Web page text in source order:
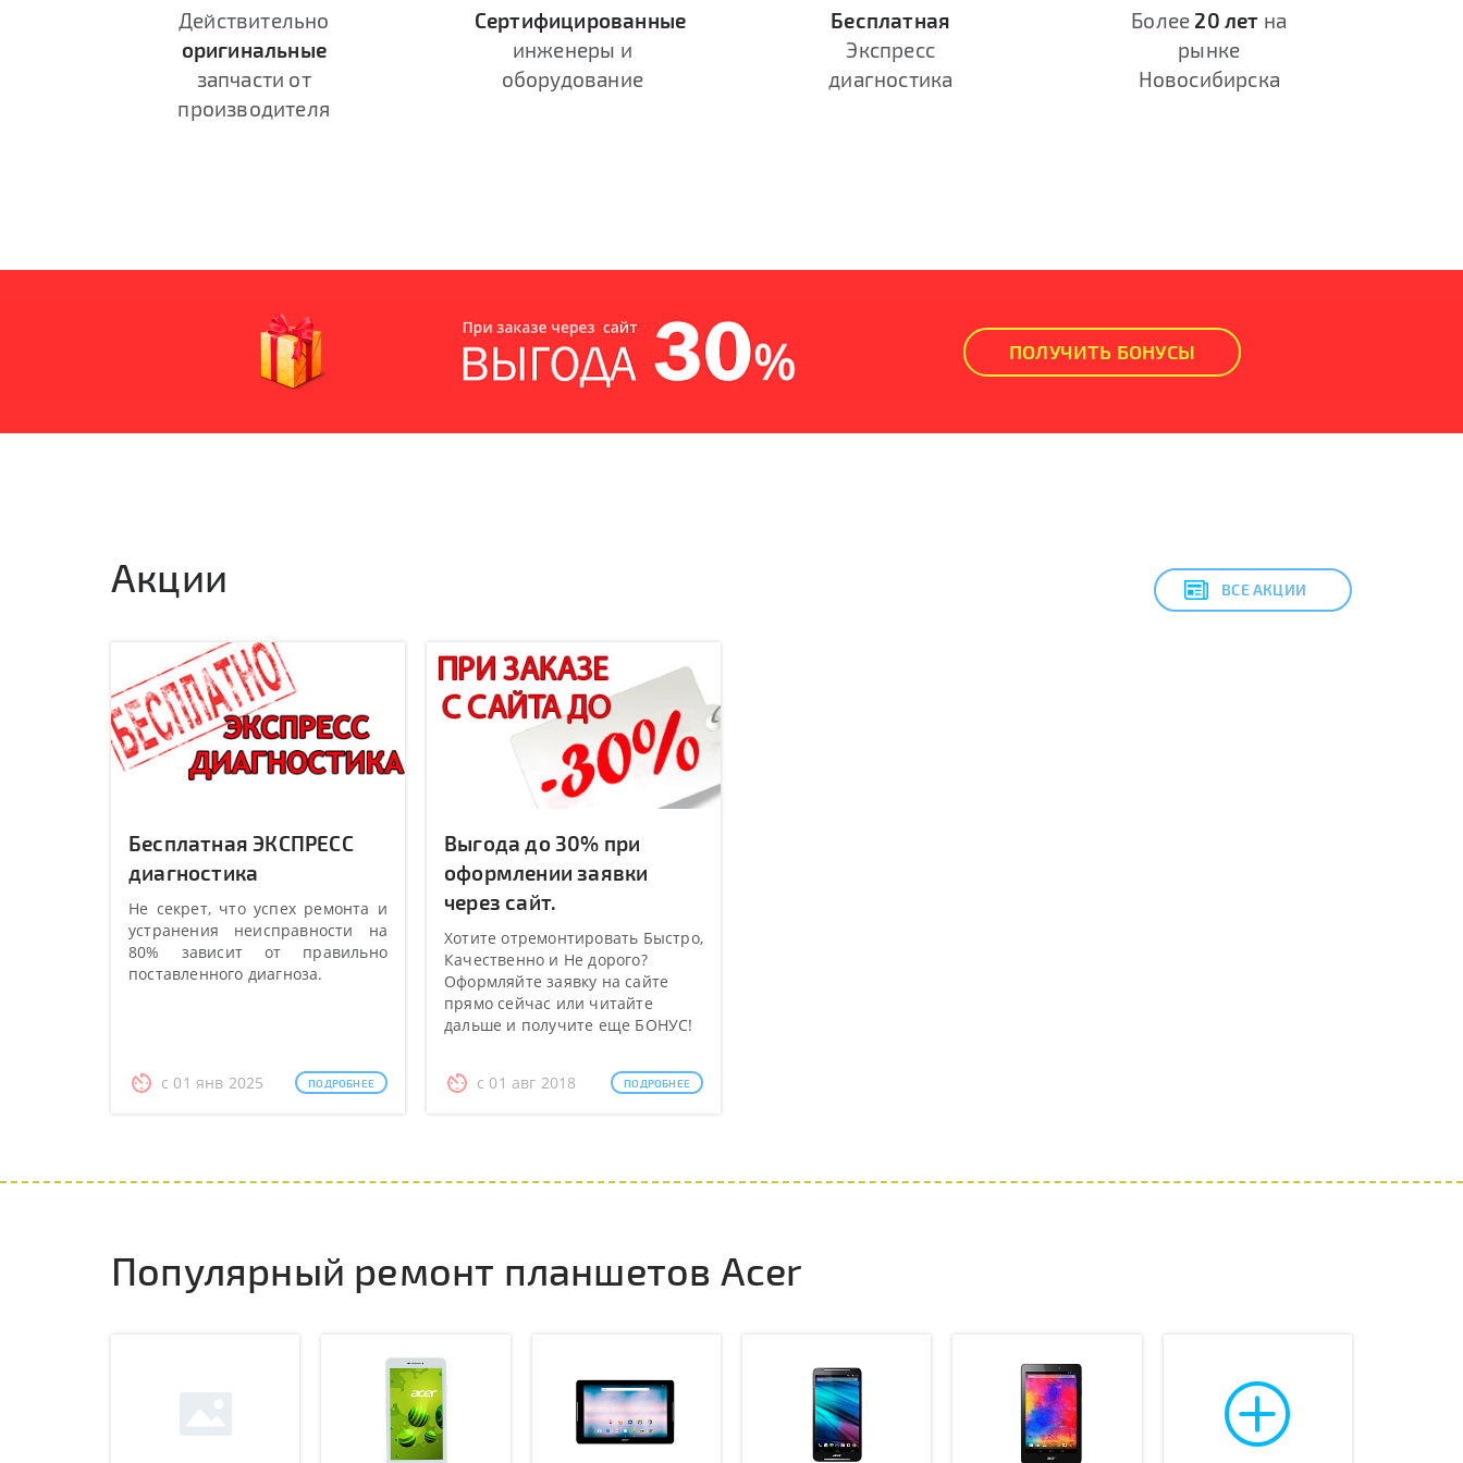
Действительно
оригинальные
запчасти от
производителя
Сертифицированные
инженеры и
оборудование
Бесплатная
Экспресс
диагностика
Более 20 лет на
рынке
Новосибирска
ПОЛУЧИТЬ БОНУСЫ
Акции ВСЕ АКЦИИ
Бесплатная ЭКСПРЕСС
диагностика
Не секрет, что успех ремонта и
устранения неисправности на
80% зависит от правильно
поставленного диагноза.
с 01 янв 2025 ПОДРОБНЕЕ
Выгода до 30% при
оформлении заявки
через сайт.
Хотите отремонтировать Быстро,
Качественно и Не дорого?
Оформляйте заявку на сайте
прямо сейчас или читайте
дальше и получите еще БОНУС!
с 01 авг 2018 ПОДРОБНЕЕ
Популярный ремонт планшетов Acer